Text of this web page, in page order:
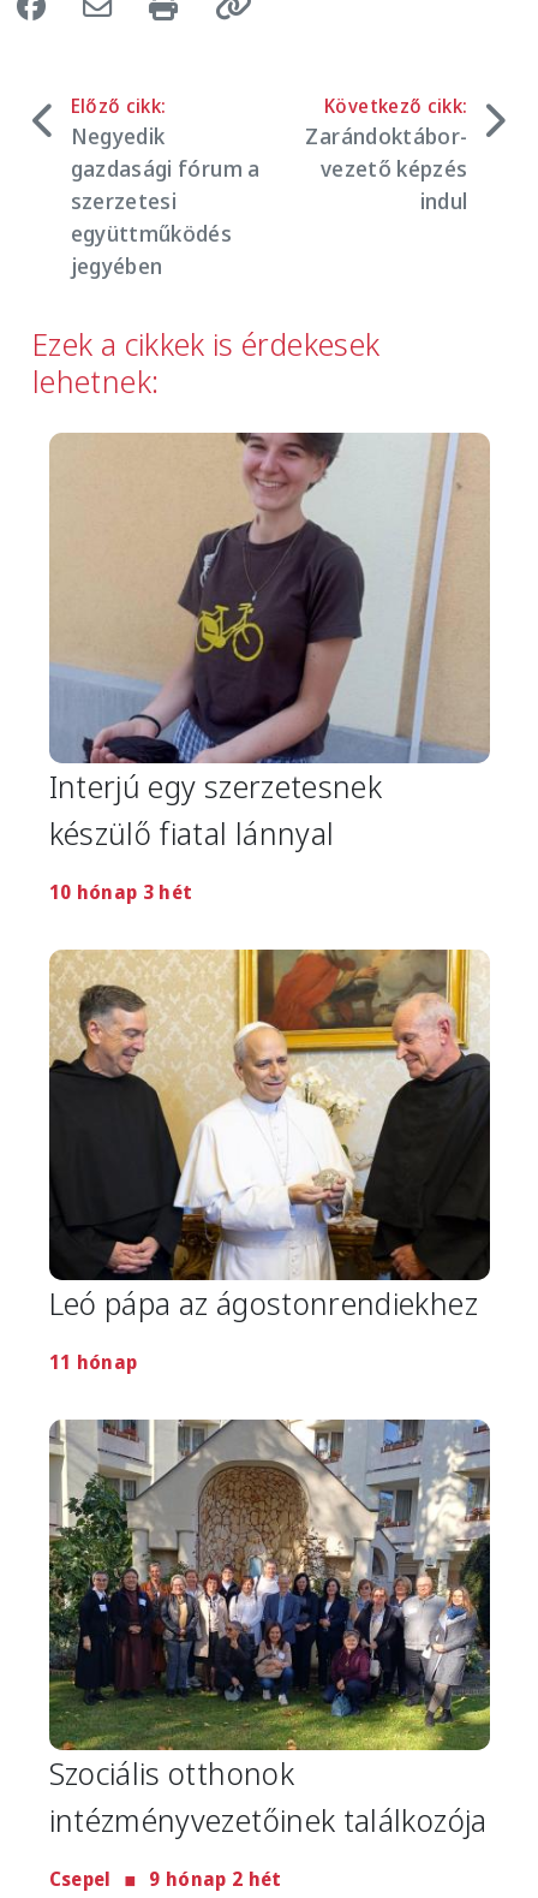
Előző cikk:
Negyedik
gazdasági fórum a
szerzetesi
együttműködés
jegyében
Következő cikk:
Zarándoktábor-
vezető képzés
indul
Ezek a cikkek is érdekesek
lehetnek:
Image
Interjú egy szerzetesnek
készülő fiatal lánnyal
10 hónap 3 hét
Image
Leó pápa az ágostonrendiekhez
11 hónap
Image
Szociális otthonok
intézményvezetőinek találkozója
Csepel 9 hónap 2 hét